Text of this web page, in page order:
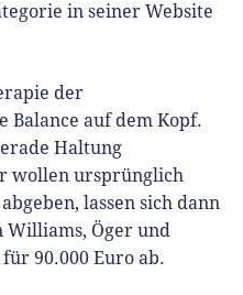
in seiner Website
der
Balance auf dem Kopf.
Haltung
wollen ursprünglich
lassen sich dann
Williams, Öger und
90.000 Euro ab.